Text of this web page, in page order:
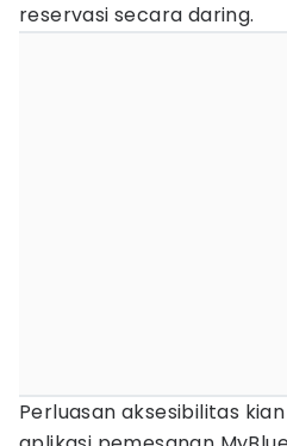
reservasi secara daring.
Perluasan aksesibilitas